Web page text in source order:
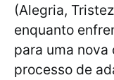
(Alegria,
enquanto
para uma
processo de